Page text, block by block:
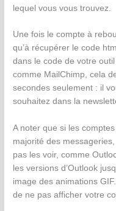
lequel vous vous trouvez.
Une fois le compte à
qu’à récupérer le code
dans le code de votre outil
comme MailChimp, cela
secondes seulement : il
souhaitez dans la
A noter que si les
majorité des
pas les voir, comme
les versions d’Outlook
image des animations
de ne pas afficher votre